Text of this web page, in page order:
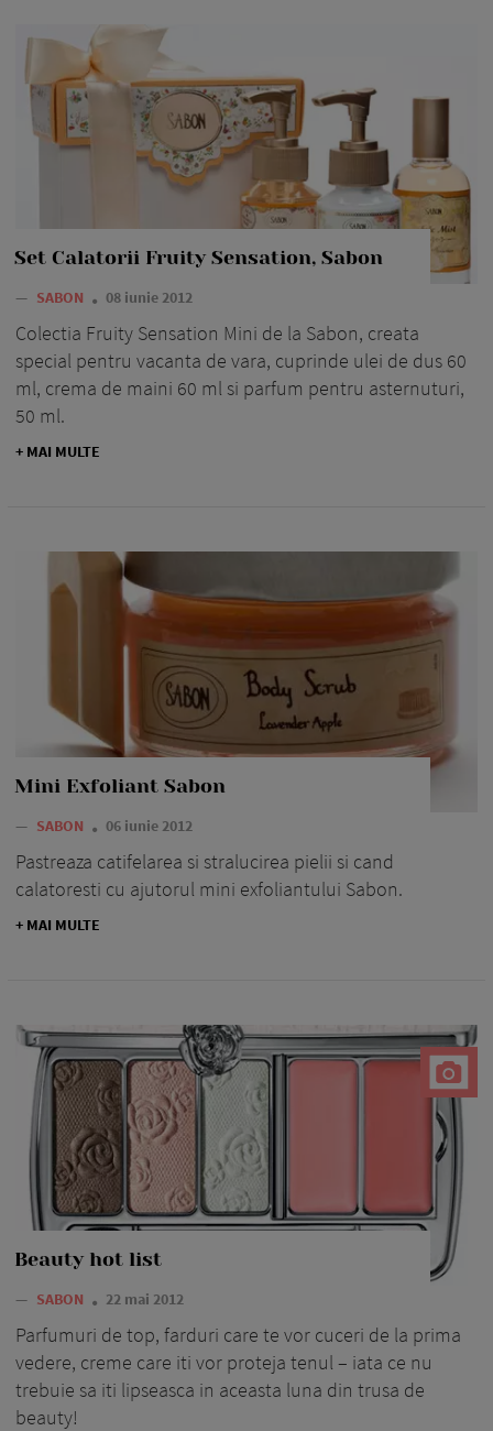
Set Calatorii Fruity Sensation, Sabon
— SABON 08 iunie 2012
Colectia Fruity Sensation Mini de la Sabon, creata
special pentru vacanta de vara, cuprinde ulei de dus 60
ml, crema de maini 60 ml si parfum pentru asternuturi,
50 ml.
+ MAI MULTE
Mini Exfoliant Sabon
— SABON 06 iunie 2012
Pastreaza catifelarea si stralucirea pielii si cand
calatoresti cu ajutorul mini exfoliantului Sabon.
+ MAI MULTE
Beauty hot list
— SABON 22 mai 2012
Parfumuri de top, farduri care te vor cuceri de la prima
vedere, creme care iti vor proteja tenul – iata ce nu
trebuie sa iti lipseasca in aceasta luna din trusa de
beauty!